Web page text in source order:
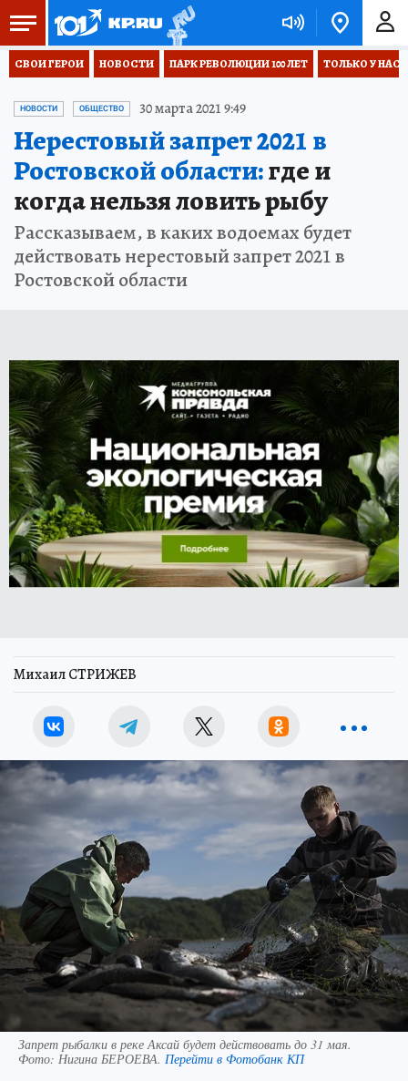
СВОИ ГЕРОИ НОВОСТИ ПАРК РЕВОЛЮЦИИ 100 ЛЕТ ТОЛЬКО У НАС
НОВОСТИ ОБЩЕСТВО 30 марта 2021 9:49
Нерестовый запрет 2021 в
Ростовской области:где и
когда нельзя ловить рыбу
Рассказываем, в каких водоемах будет
действовать нерестовый запрет 2021 в
Ростовской области
Михаил СТРИЖЕВ
Запрет рыбалки в реке Аксай будет действовать до 31 мая.
Фото: Нигина БЕРОЕВА. Перейти в Фотобанк КП